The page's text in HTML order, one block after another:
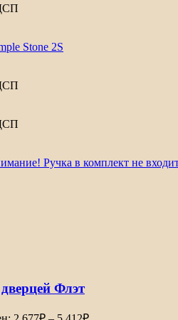
Stone 2S
Ручка в комплект не
Флэт